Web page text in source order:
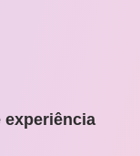
experiência